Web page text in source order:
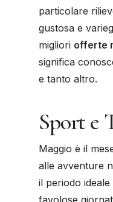
particolare
gustosa e
migliori offerte
significa
e tanto altro.
Sport e
Maggio è il
alle avventure
il periodo
favolose